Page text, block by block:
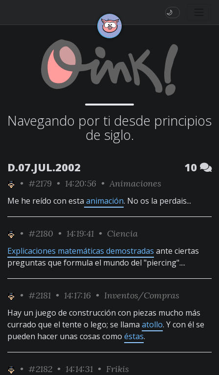
🌙
Navegando por ti desde principios
de siglo.
D.07.JUL.2002 10
• #2179 • 14:20:56 • Animaciones
Me he reído con esta animación. No os la perdais...
• #2180 • 14:19:41 • Ciencia
Explicaciones matemáticas demostradas ante ciertas
preguntas que formula el mundo del "piercing"....
• #2181 • 14:17:16 • Inventos/Compras
Hay un juego de construcción con piezas mucho más
currado que el tente o lego; se llama atollo. Y con él se
pueden hacer unas cosas como éstas.
• #2182 • 14:14:31 • Frikis